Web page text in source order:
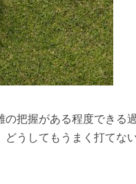
の把握がある程度できる
どうしてもうまく打てな